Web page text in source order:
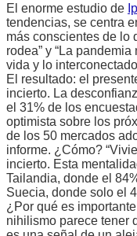
El enorme estudio de
tendencias, se centra
más conscientes de lo
rodea” y “La
vida y lo
El resultado: el
incierto. La
el 31% de los
optimista sobre los
de los 50 mercados
informe. ¿Cómo?
incierto. Esta
Tailandia, donde el
Suecia, donde solo el
¿Por qué es
nihilismo parece tener